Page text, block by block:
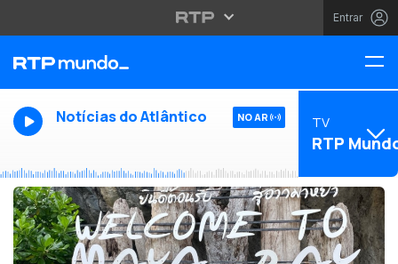
Entrar
Notícias do Atlântico NO AR TV
RTP